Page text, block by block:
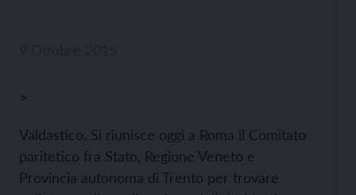
>
Valdastico. Si riunisce oggi a Roma il Comitato
paritetico fra Stato, Regione Veneto e
Provincia autonoma di Trento per trovare